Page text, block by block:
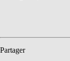
Partager